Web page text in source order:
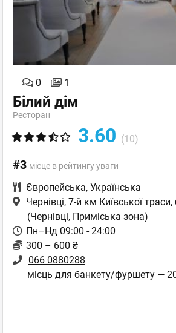
0 1
Білий дім
Ресторан
3.60 (10)
#3 місце в рейтингу уваги
Європейська, Українська
Чернівці, 7-й км Київської
(Чернівці, Приміська зона)
Пн–Нд 09:00 - 24:00
300 – 600 ₴
066 0880288
місць для банкету/фуршету —